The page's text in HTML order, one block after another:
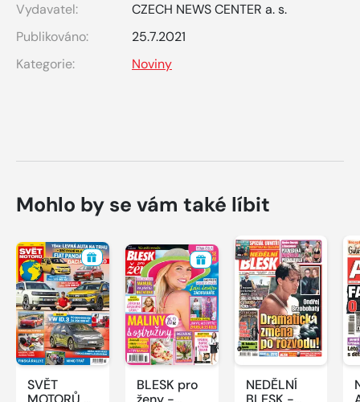
Vydavatel:
CZECH NEWS CENTER a. s.
Publikováno:
25.7.2021
Kategorie:
Noviny
Mohlo by se vám také líbit
SVĚT
BLESK pro
NEDĚLNÍ